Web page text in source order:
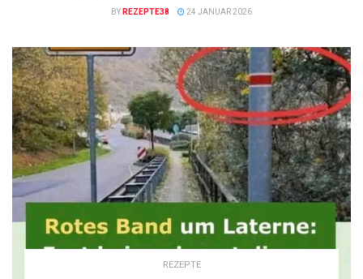
BY REZEPTE38 24 JANUAR 2026
REZEPTE